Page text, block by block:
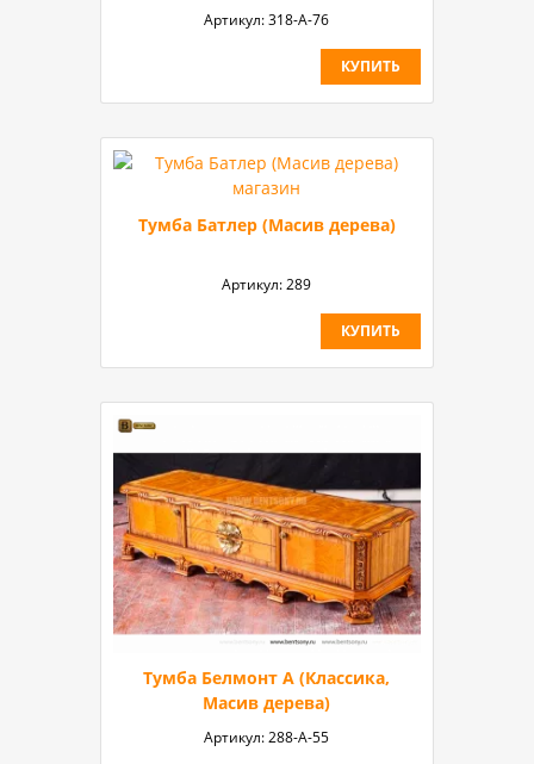
Артикул:318-А-76
КУПИТЬ
Тумба Батлер (Масив дерева)
Артикул:289
КУПИТЬ
Тумба Белмонт А (Классика,
Масив дерева)
Артикул:288-A-55